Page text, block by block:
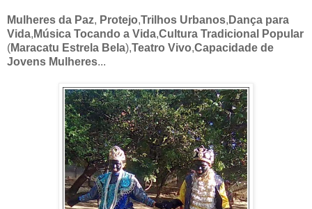
Mulheres da Paz, Protejo,Trilhos Urbanos, Dança para
Vida, Música Tocando a Vida,Cultura Tradicional Popular
(Maracatu Estrela Bela),Teatro Vivo,Capacidade de
Jovens Mulheres...